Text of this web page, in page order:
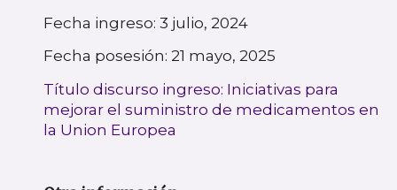
Fecha ingreso: 3 julio, 2024
Fecha posesión: 21 mayo, 2025
Título discurso ingreso: Iniciativas para
mejorar el suministro de medicamentos en
la Union Europea